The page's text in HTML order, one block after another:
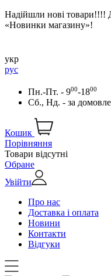
Надійшли нові товари!!!!
«Новинки магазину»!
укр
рус
Пн.-Пт. - 900-1800
Сб., Нд. - за
Кошик
Порівняння
Товари відсутні
Обране
Увійти
Про нас
Доставка і оплата
Новини
Контакти
Відгуки